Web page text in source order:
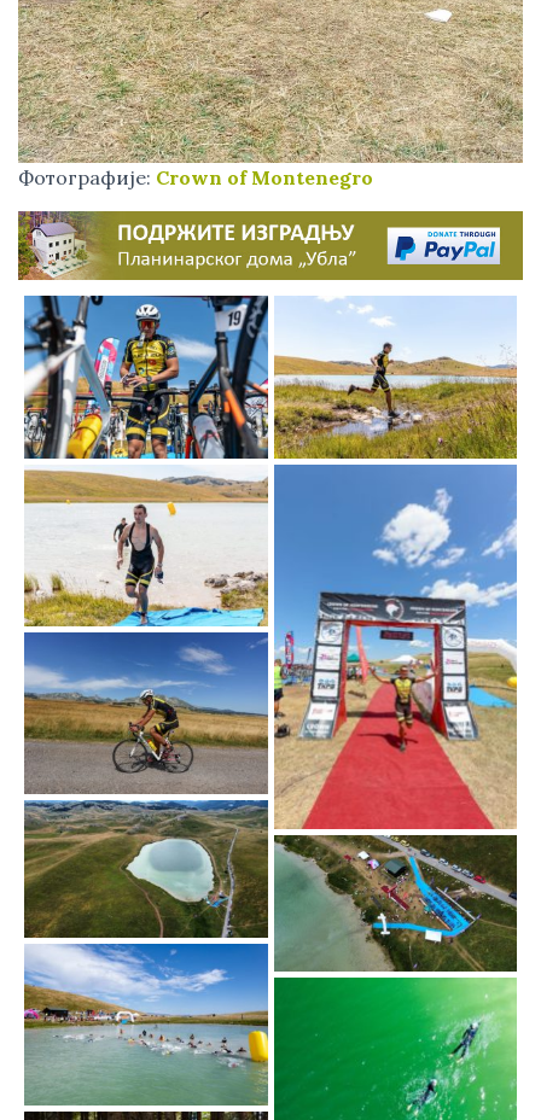
Фотографије: Crown of Montenegro